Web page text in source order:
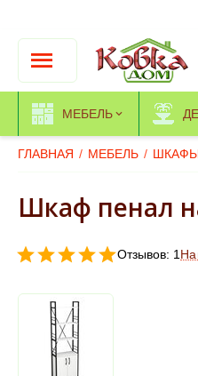
МЕБЕЛЬ
ГЛАВНАЯ / МЕБЕЛЬ /
Шкаф пенал
Отзывов: 1